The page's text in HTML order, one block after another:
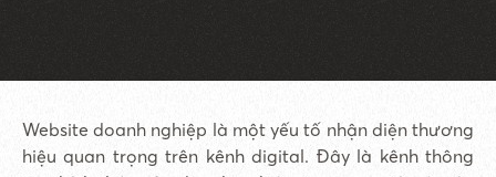
Website doanh nghiệp là một yếu tố nhận diện thương
hiệu quan trọng trên kênh digital. Đây là kênh thông